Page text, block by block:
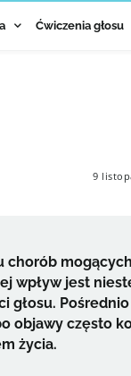
Ćwiczenia głosu
9
chorób
wpływ jest
głosu.
objawy często
życia.